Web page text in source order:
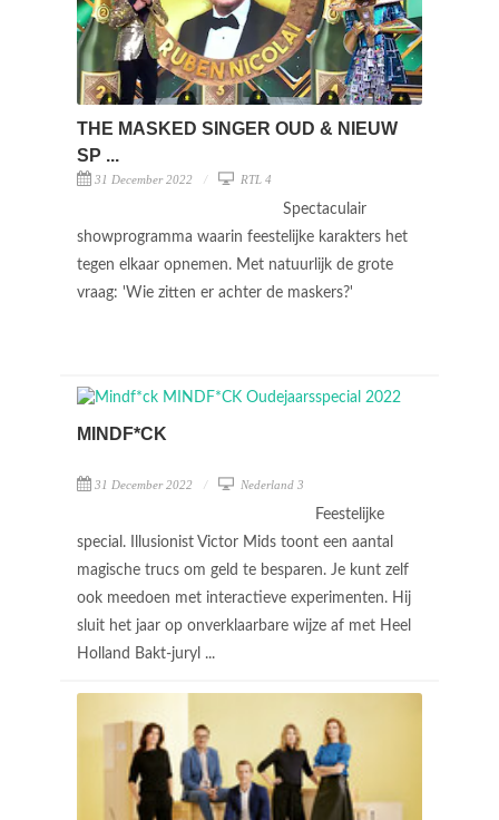
THE MASKED SINGER OUD & NIEUW
SP ...
31 December 2022 RTL 4
Spectaculair
showprogramma waarin feestelijke karakters het
tegen elkaar opnemen. Met natuurlijk de grote
vraag: 'Wie zitten er achter de maskers?'
MINDF*CK
31 December 2022 Nederland 3
Feestelijke
special. Illusionist Victor Mids toont een aantal
magische trucs om geld te besparen. Je kunt zelf
ook meedoen met interactieve experimenten. Hij
sluit het jaar op onverklaarbare wijze af met Heel
Holland Bakt-juryl ...